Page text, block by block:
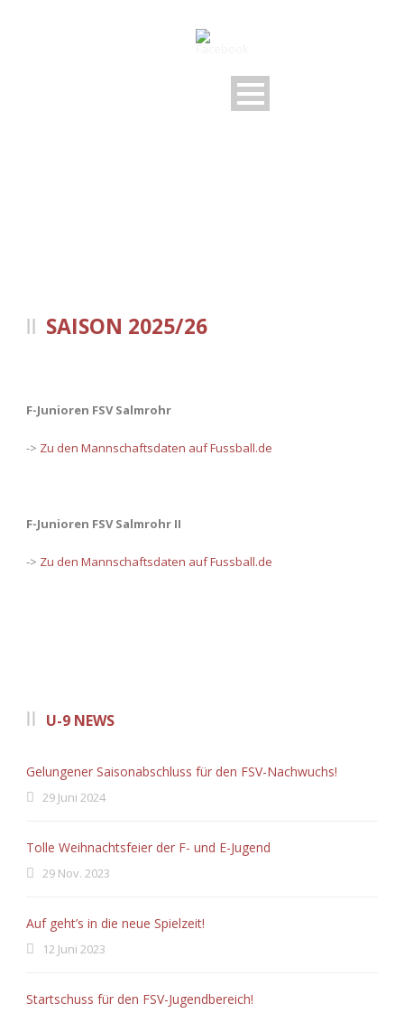
SAISON 2025/26
F-Junioren FSV Salmrohr
-> Zu den Mannschaftsdaten auf Fussball.de
F-Junioren FSV Salmrohr II
-> Zu den Mannschaftsdaten auf Fussball.de
U-9 NEWS
Gelungener Saisonabschluss für den FSV-Nachwuchs!
29 Juni 2024
Tolle Weihnachtsfeier der F- und E-Jugend
29 Nov. 2023
Auf geht’s in die neue Spielzeit!
12 Juni 2023
Startschuss für den FSV-Jugendbereich!